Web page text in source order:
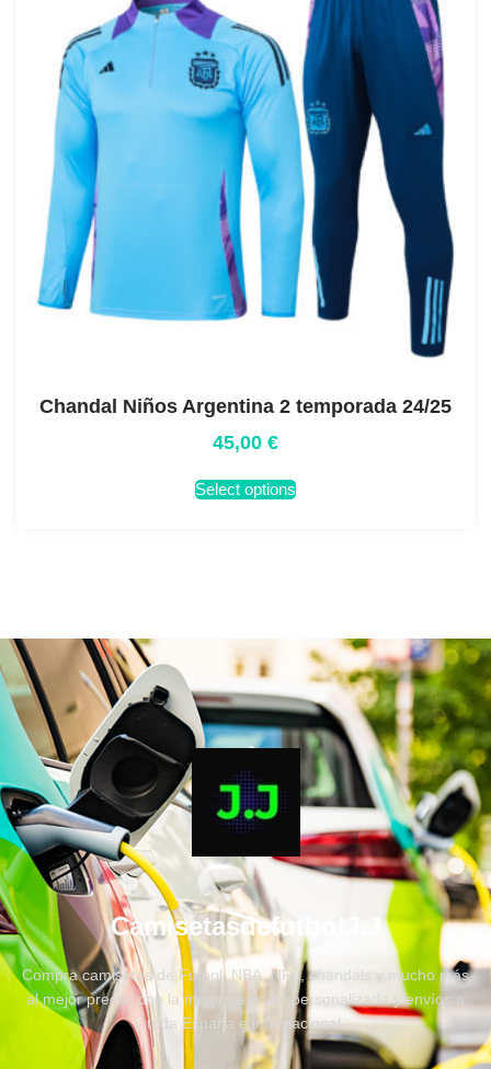
Chandal Niños Argentina 2 temporada 24/25
45,00 €
Select options
CamisetasdefutbolJ.J
Compra camisetas de Fútbol, NBA, NFL, chandals y mucho más
al mejor precio, con la mejor atención personalizada y envíos a
toda España e internacional.